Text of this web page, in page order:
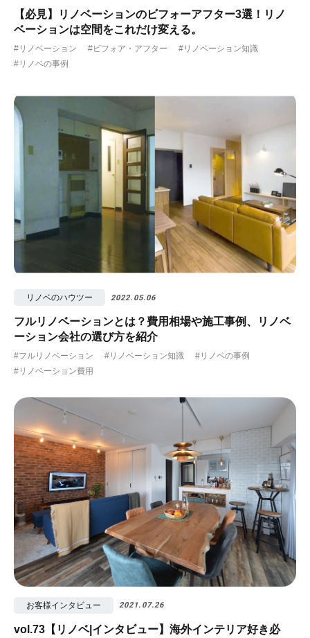
【必見】リノベーションのビフォーアフター3選！リノ
ベーションは空間をこれだけ変える。
#リノベーション #ビフォア・アフター
#リノベーション知識
#リノベの事例
リノベのハウツー 2022.05.06
フルリノベーションとは？費用相場や施工事例、リノベ
ーション会社の選び方を紹介
#フルリノベーション #リノベーション知識
#リノベの事例
#リノベーション費用
お客様インタビュー 2021.07.26
vol.73【リノベ|インタビュー】海外インテリア好き必